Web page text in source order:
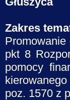
Zakres
pkt 8
pomocy
poz. 1570 z